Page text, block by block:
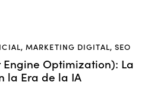
,MARKETING DIGITAL, SEO
Engine Optimization): La
la Era de la IA